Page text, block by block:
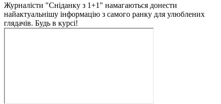
Журналісти "Сніданку з 1+1" намагаються донести
найактуальнішу інформацію з самого ранку для улюблених
глядачів. Будь в курсі!